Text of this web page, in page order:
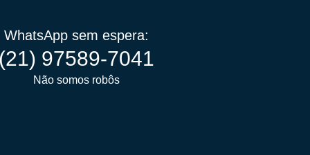
WhatsApp sem espera:
97589-7041
Não somos robôs